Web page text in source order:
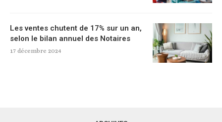
Les ventes chutent de 17% sur un an,
selon le bilan annuel des Notaires
17 décembre 2024